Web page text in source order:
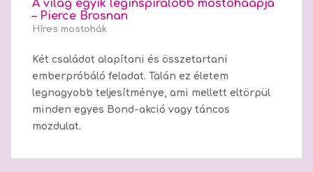
A világ egyik leginspirálóbb mostohaapja
– Pierce Brosnan
Híres mostohák
Két családot alapítani és összetartani
emberpróbáló feladat. Talán ez életem
legnagyobb teljesítménye, ami mellett eltörpül
minden egyes Bond-akció vagy táncos
mozdulat.